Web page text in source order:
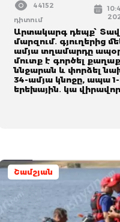
44152
դիտում
Արտակարգ դեպք՝
մարզում․ գյուղերից
ամյա տղամարդը
մուտք է գործել
ննջարան և փորձել
34-ամյա կնոջը, ապա
երեխային․ կա վիրավոր
Շամշյան